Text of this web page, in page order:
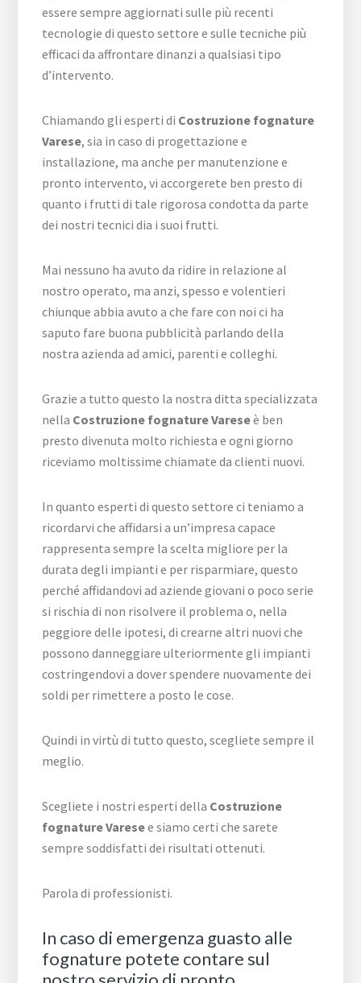
essere sempre aggiornati sulle più recenti
tecnologie di questo settore e sulle tecniche più
efficaci da affrontare dinanzi a qualsiasi tipo
d’intervento.
Chiamando gli esperti di Costruzione fognature
Varese, sia in caso di progettazione e
installazione, ma anche per manutenzione e
pronto intervento, vi accorgerete ben presto di
quanto i frutti di tale rigorosa condotta da parte
dei nostri tecnici dia i suoi frutti.
Mai nessuno ha avuto da ridire in relazione al
nostro operato, ma anzi, spesso e volentieri
chiunque abbia avuto a che fare con noi ci ha
saputo fare buona pubblicità parlando della
nostra azienda ad amici, parenti e colleghi.
Grazie a tutto questo la nostra ditta specializzata
nella Costruzione fognature Vareseè ben
presto divenuta molto richiesta e ogni giorno
riceviamo moltissime chiamate da clienti nuovi.
In quanto esperti di questo settore ci teniamo a
ricordarvi che affidarsi a un’impresa capace
rappresenta sempre la scelta migliore per la
durata degli impianti e per risparmiare, questo
perché affidandovi ad aziende giovani o poco serie
si rischia di non risolvere il problema o, nella
peggiore delle ipotesi, di crearne altri nuovi che
possono danneggiare ulteriormente gli impianti
costringendovi a dover spendere nuovamente dei
soldi per rimettere a posto le cose.
Quindi in virtù di tutto questo, scegliete sempre il
meglio.
Scegliete i nostri esperti della Costruzione
fognature Varesee siamo certi che sarete
sempre soddisfatti dei risultati ottenuti.
Parola di professionisti.
In caso di emergenza guasto alle
fognature potete contare sul